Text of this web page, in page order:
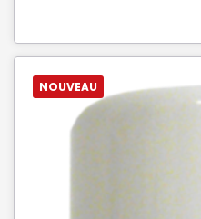
NOUVEAU